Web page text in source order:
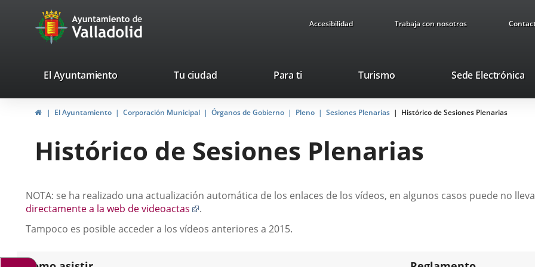
Portal
Web
Ayuntamiento
de
Accesibilidad Trabaja con nosotros
valladolid.es
El Ayuntamiento Tu ciudad Para ti TurismoEste
se
abrirá
una
ventana
Sede Electrónica
InicioEl Ayuntamiento Corporación Municipal Órganos de Gobierno Pleno Sesiones Plenarias Histórico de Sesiones Plenarias
Histórico de Sesiones Plenarias
Descripción
NOTA: se ha realizado una actualización automática de los enlaces de los vídeos, en algunos casos puede no
directamente a la web de videoactas
Enlace
una
.
Tampoco es posible acceder a los vídeos anteriores a 2015.